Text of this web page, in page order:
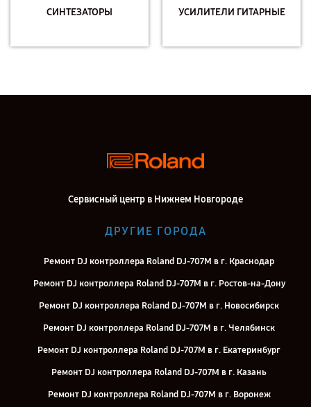
СИНТЕЗАТОРЫ УСИЛИТЕЛИ ГИТАРНЫЕ
Сервисный центр в Нижнем Новгороде
ДРУГИЕ ГОРОДА
Ремонт DJ контроллера Roland DJ-707M в г. Краснодар
Ремонт DJ контроллера Roland DJ-707M в г. Ростов-на-Дону
Ремонт DJ контроллера Roland DJ-707M в г. Новосибирск
Ремонт DJ контроллера Roland DJ-707M в г. Челябинск
Ремонт DJ контроллера Roland DJ-707M в г. Екатеринбург
Ремонт DJ контроллера Roland DJ-707M в г. Казань
Ремонт DJ контроллера Roland DJ-707M в г. Воронеж